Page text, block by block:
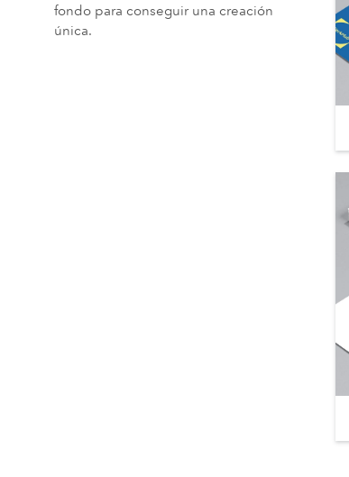
fondo para conseguir una creación
única.